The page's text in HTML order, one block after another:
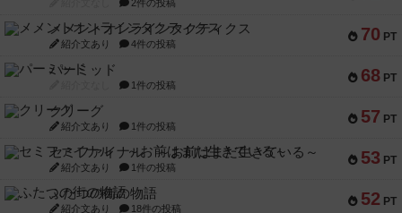
2件の投稿
70 PT
メメントオンラインタクティクス
紹介文あり 4件の投稿
68 PT
パーミッド
1件の投稿
57 PT
クリーグ
紹介文あり 1件の投稿
53 PT
セミファイナル ～お前はまだ生きている～
紹介文あり 1件の投稿
52 PT
ふたつの街の物語
紹介文あり 18件の投稿